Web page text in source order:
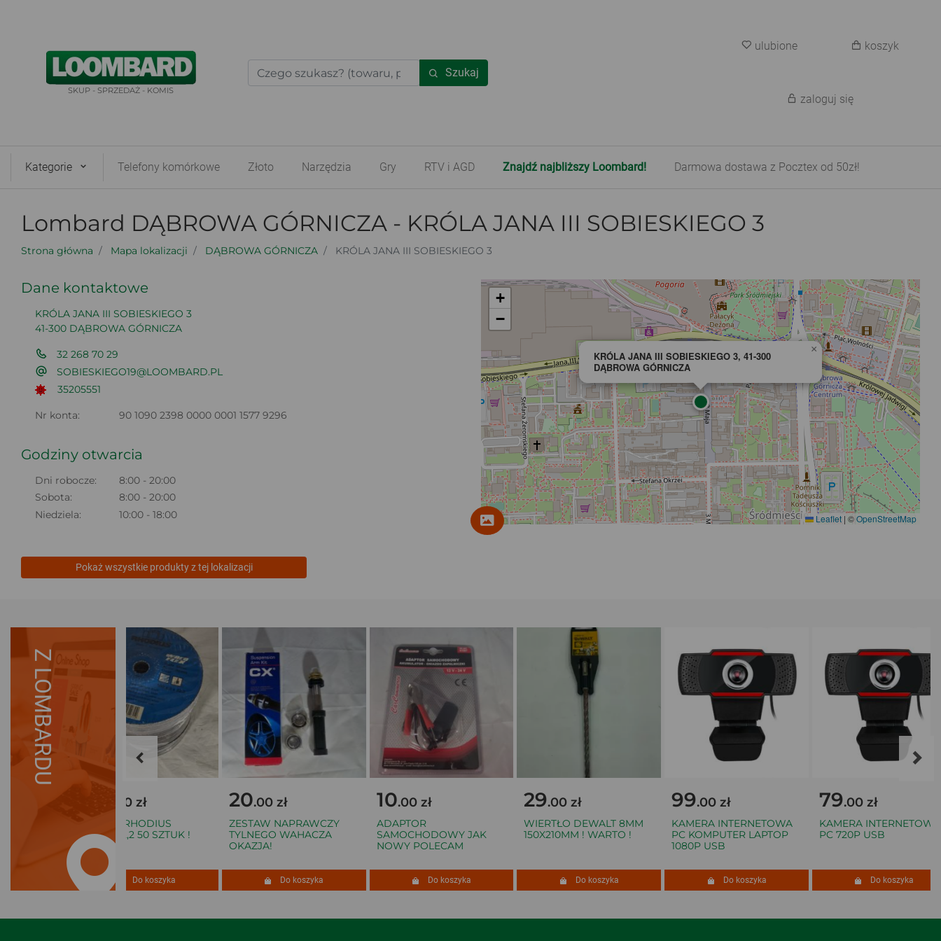
SKUP - SPRZEDAŻ - KOMIS
Szukaj
ulubione koszyk
zaloguj się
Kategorie Telefony komórkowe Złoto Narzędzia Gry RTV i AGD Znajdź najbliższy Loombard! Darmowa dostawa z Pocztex od 50zł!
Lombard DĄBROWA GÓRNICZA - KRÓLA JANA III SOBIESKIEGO 3
Strona główna Mapa lokalizacji DĄBROWA GÓRNICZA KRÓLA JANA III SOBIESKIEGO 3
Dane kontaktowe
KRÓLA JANA III SOBIESKIEGO 3
41-300 DĄBROWA GÓRNICZA
32 268 70 29
SOBIESKIEGO19@LOOMBARD.PL
35205551
Nr konta: 90 1090 2398 0000 0001 1577 9296
Godziny otwarcia
Dni robocze:
8:00 - 20:00
Sobota:
8:00 - 20:00
Niedziela:
10:00 - 18:00
KRÓLA JANA III SOBIESKIEGO 3, 41-300
DĄBROWA GÓRNICZA
×
+
−
Leaflet | ©OpenStreetMap
Pokaż wszystkie produkty z tej lokalizacji
Z LOMBARDU
.00 zł
TARCZE RHODIUS
180X3X22,2 50 SZTUK !
Do koszyka
20.00 zł
ZESTAW NAPRAWCZY
TYLNEGO WAHACZA
OKAZJA!
Do koszyka
10.00 zł
ADAPTOR
SAMOCHODOWY JAK
NOWY POLECAM
Do koszyka
29.00 zł
WIERTŁO DEWALT 8MM
150X210MM ! WARTO !
Do koszyka
99.00 zł
KAMERA INTERNETOWA
PC KOMPUTER LAPTOP
1080P USB
Do koszyka
79.00 zł
KAMERA INTERNETOWA
PC 720P USB
Do koszyka